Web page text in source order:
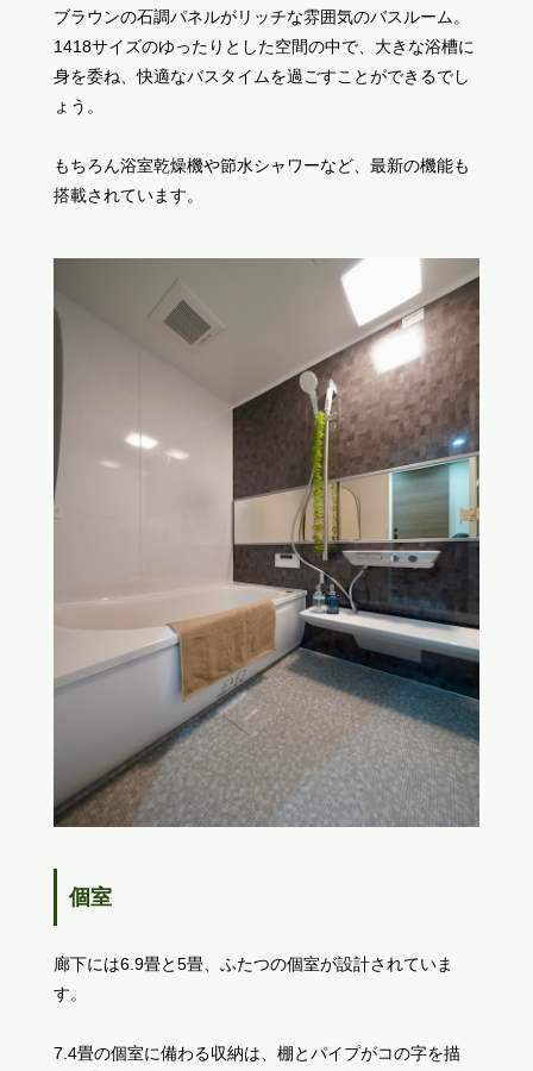
ブラウンの石調パネルがリッチな雰囲気のバスルーム。
1418サイズのゆったりとした空間の中で、大きな浴槽に
身を委ね、快適なバスタイムを過ごすことができるでし
ょう。
もちろん浴室乾燥機や節水シャワーなど、最新の機能も
搭載されています。
個室
廊下には6.9畳と5畳、ふたつの個室が設計されていま
す。
7.4畳の個室に備わる収納は、棚とパイプがコの字を描